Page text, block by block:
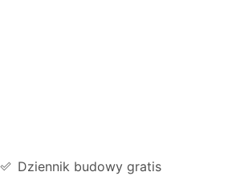
Dziennik budowy gratis